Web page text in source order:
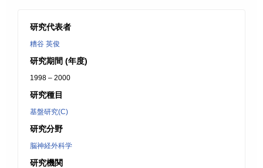
研究代表者
糟谷 英俊
研究期間 (年度)
1998 – 2000
研究種目
基盤研究(C)
研究分野
脳神経外科学
研究機関